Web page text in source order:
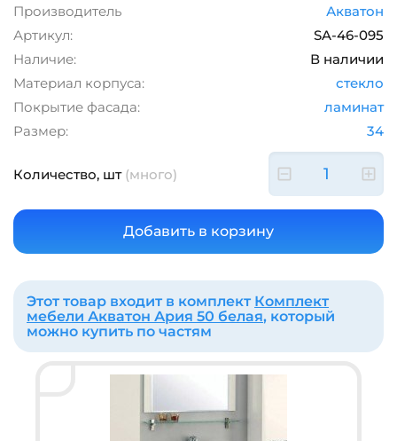
Производитель
Акватон
Артикул:
SA-46-095
Наличие:
В наличии
Материал корпуса:
стекло
Покрытие фасада:
ламинат
Размер:
34
Количество, шт (много)
Этот товар входит в комплект Комплект
мебели Акватон Ария 50 белая, который
можно купить по частям